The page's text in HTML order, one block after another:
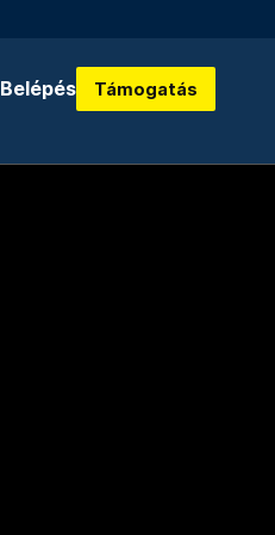
Belépés Támogatás